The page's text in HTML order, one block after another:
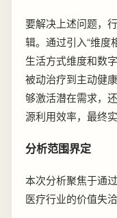
要解决上述问题，
辑。通过引入“维度
生活方式维度和数
被动治疗到主动健
够激活潜在需求，
源利用效率，最终
分析范围界定
本次分析聚焦于通
医疗行业的价值失